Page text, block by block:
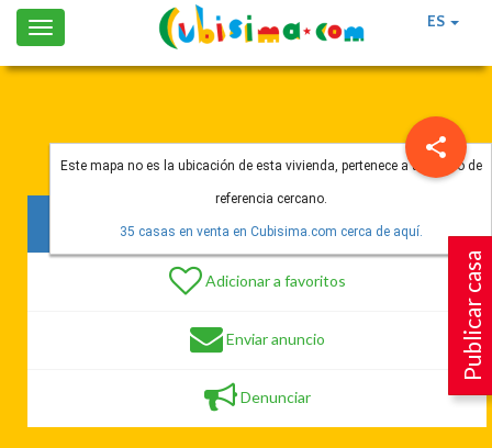
ES
Toggle
navigation
Publicar casa
160 vistas
Adicionar a favoritos
Enviar anuncio
Denunciar
Este mapa no es la ubicación de esta vivienda, pertenece a un punto de
referencia cercano.
35 casas en venta en Cubisima.com cerca de aquí.